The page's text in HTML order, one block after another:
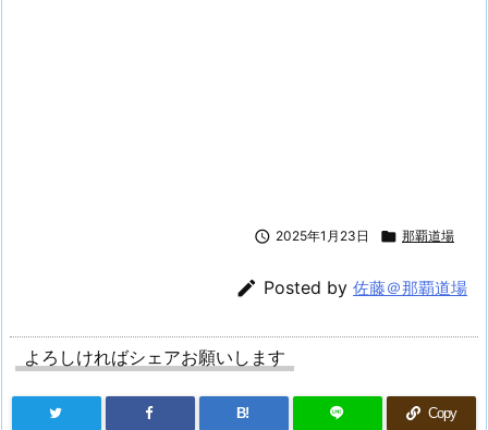
 2025年1月23日  那覇道場
 Posted by 佐藤＠那覇道場
よろしければシェアお願いします
B! Copy